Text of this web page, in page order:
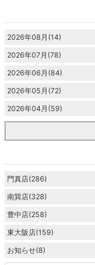
2026年08月(14)
2026年07月(78)
2026年06月(84)
2026年05月(72)
2026年04月(59)
門真店(286)
南巽店(328)
豊中店(258)
東大阪店(159)
お知らせ(8)